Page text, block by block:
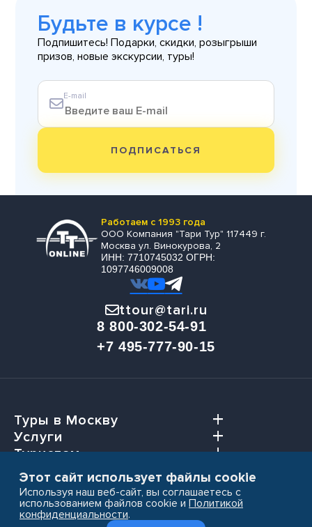
Будьте в курсе !
Подпишитесь! Подарки, скидки, розыгрыши
призов, новые экскурсии, туры!
E-mail
ПОДПИСАТЬСЯ
Работаем с 1993 года
ООО Компания "Тари Тур" 117449 г.
Москва ул. Винокурова, 2
ИНН: 7710745032 ОГРН:
1097746009008
ttour@tari.ru
8 800-302-54-91
+7 495-777-90-15
Туры в Москву
Услуги
Туристам
Агентствам
Этот сайт использует файлы cookie
Используя наш веб-сайт, вы соглашаетесь с
использованием файлов cookie и Политикой
конфиденциальности.